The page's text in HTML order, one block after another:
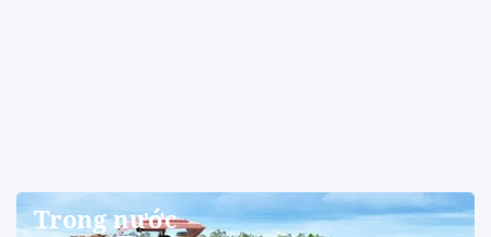
Trong nước